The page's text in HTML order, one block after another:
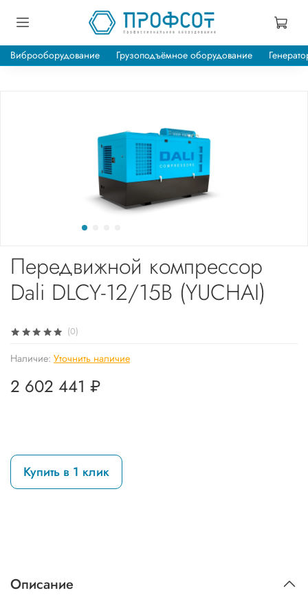
Виброоборудование Грузоподъёмное оборудование
(0)
Наличие: Уточнить наличие
Передвижной компрессор
Dali DLCY-12/15B (YUCHAI)
2 602 441 ₽
Купить в 1 клик
Описание